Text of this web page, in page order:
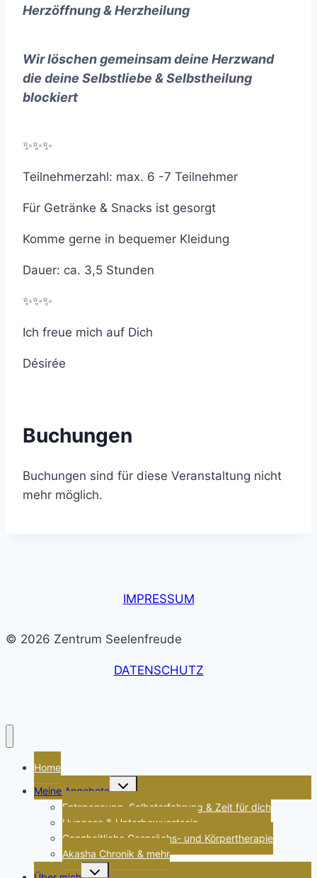
Herzöffnung & Herzheilung
Wir löschen gemeinsam deine Herzwand
die deine Selbstliebe & Selbstheilung
blockiert
✨✨✨
Teilnehmerzahl: max. 6 -7 Teilnehmer
Für Getränke & Snacks ist gesorgt
Komme gerne in bequemer Kleidung
Dauer: ca. 3,5 Stunden
✨✨✨
Ich freue mich auf Dich
Désirée
Buchungen
Buchungen sind für diese Veranstaltung nicht
mehr möglich.
IMPRESSUM
© 2026 Zentrum Seelenfreude
DATENSCHUTZ
Home
Meine Angebote
Untermenü
umschalten
Entspannung, Selbsterfahrung & Zeit für dich
Hypnose & Unterbewusstsein
Ganzheitliche Gesprächs- und Körpertherapie
Akasha Chronik & mehr
Untermenü